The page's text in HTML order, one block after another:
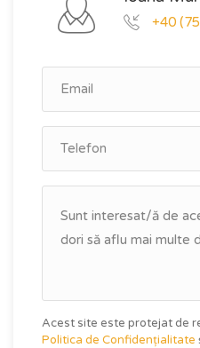
+40
Acest site este protejat de
Politica de Confidențialitate